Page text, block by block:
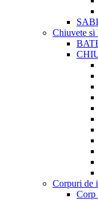
Chiuvete si
Corpuri de
Corp